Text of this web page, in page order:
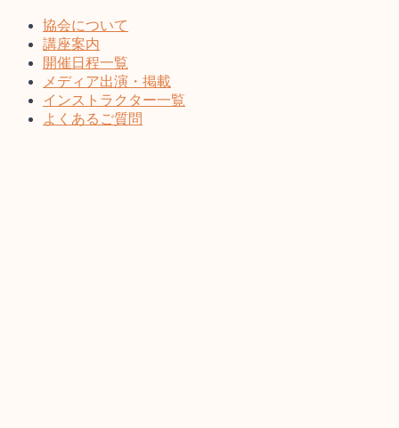
協会について
講座案内
開催日程一覧
メディア出演・掲載
インストラクター一覧
よくあるご質問